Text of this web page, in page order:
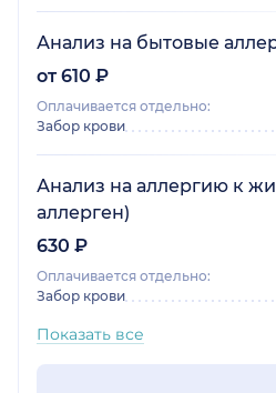
Анализ на бытовые
от 610 ₽
Оплачивается отдельно:
Забор крови
Анализ на аллергию к
аллерген)
630 ₽
Оплачивается отдельно:
Забор крови
Показать все